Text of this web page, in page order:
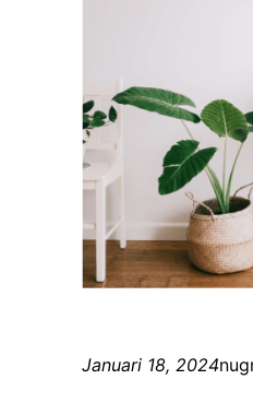
Januari 18, 2024